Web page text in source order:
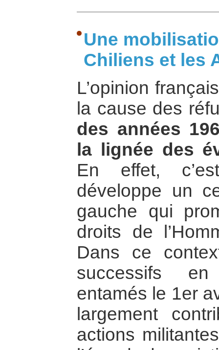
Une
Chiliens et les
L’opinion
la cause des
des années
la lignée des
En effet,
développe un
gauche qui
droits de
Dans ce
successifs
entamés le 1er
largement
actions